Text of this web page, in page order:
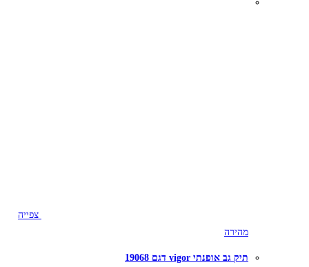
צפייה
מהירה
תיק גב אופנתי vigor דגם 19068